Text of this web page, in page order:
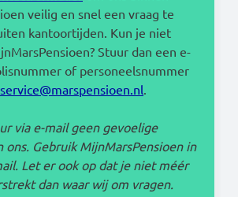
veilig en snel een vraag te
kantoortijden. Kun je niet
Stuur dan een e-
of personeelsnummer
.
via e-mail geen gevoelige
ons. Gebruik MijnMarsPensioen in
Let er ook op dat je niet méér
dan waar wij om vragen.